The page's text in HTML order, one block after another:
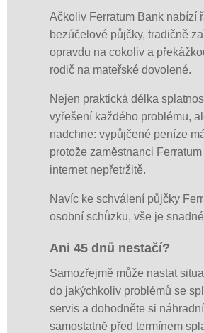
Ačkoliv Ferratum Bank nabízí
bezúčelové půjčky, tradičně
opravdu na cokoliv a
rodič na mateřské dovolené.
Nejen praktická délka
vyřešení každého problému,
nadchne: vypůjčené peníze
protože zaměstnanci
internet nepřetržitě.
Navíc ke schválení půjčky
osobní schůzku, vše je
Ani 45 dnů nestačí?
Samozřejmě může nastat
do jakýchkoliv problémů se
servis a dohodněte si
samostatně před termínem